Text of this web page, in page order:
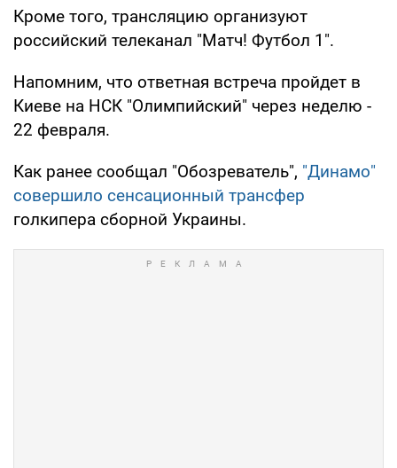
Кроме того, трансляцию организуют
российский телеканал "Матч! Футбол 1".
Напомним, что ответная встреча пройдет в
Киеве на НСК "Олимпийский" через неделю -
22 февраля.
Как ранее сообщал "Обозреватель", "Динамо"
совершило сенсационный трансфер
голкипера сборной Украины.